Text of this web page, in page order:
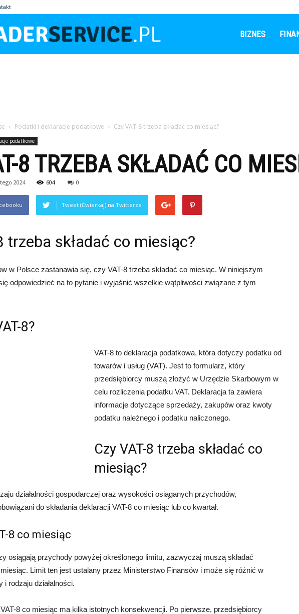
BIZNES
Podatki i deklaracje podatkowe Czy VAT-8 trzeba składać co miesiąc?
podatkowe
8 TRZEBA SKŁADAĆ CO
2024 604 0
Tweet (Ćwierkaj) na Twitterze
trzeba składać co miesiąc?
w Polsce zastanawia się, czy VAT-8 trzeba składać co miesiąc. W niniejszym
odpowiedzieć na to pytanie i wyjaśnić wszelkie wątpliwości związane z tym
8?
VAT-8 to deklaracja podatkowa, która dotyczy podatku od
towarów i usług (VAT). Jest to formularz, który
przedsiębiorcy muszą złożyć w Urzędzie Skarbowym w
celu rozliczenia podatku VAT. Deklaracja ta zawiera
informacje dotyczące sprzedaży, zakupów oraz kwoty
podatku należnego i podatku naliczonego.
Czy VAT-8 trzeba składać co
miesiąc?
działalności gospodarczej oraz wysokości osiąganych przychodów,
do składania deklaracji VAT-8 co miesiąc lub co kwartał.
8 co miesiąc
osiągają przychody powyżej określonego limitu, zazwyczaj muszą składać
Limit ten jest ustalany przez Ministerstwo Finansów i może się różnić w
i rodzaju działalności.
VAT-8 co miesiąc ma kilka istotnych konsekwencji. Po pierwsze, przedsiębiorcy